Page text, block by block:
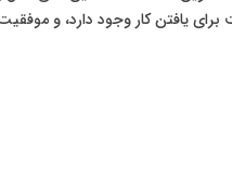
یافتن کار وجود دارد، و